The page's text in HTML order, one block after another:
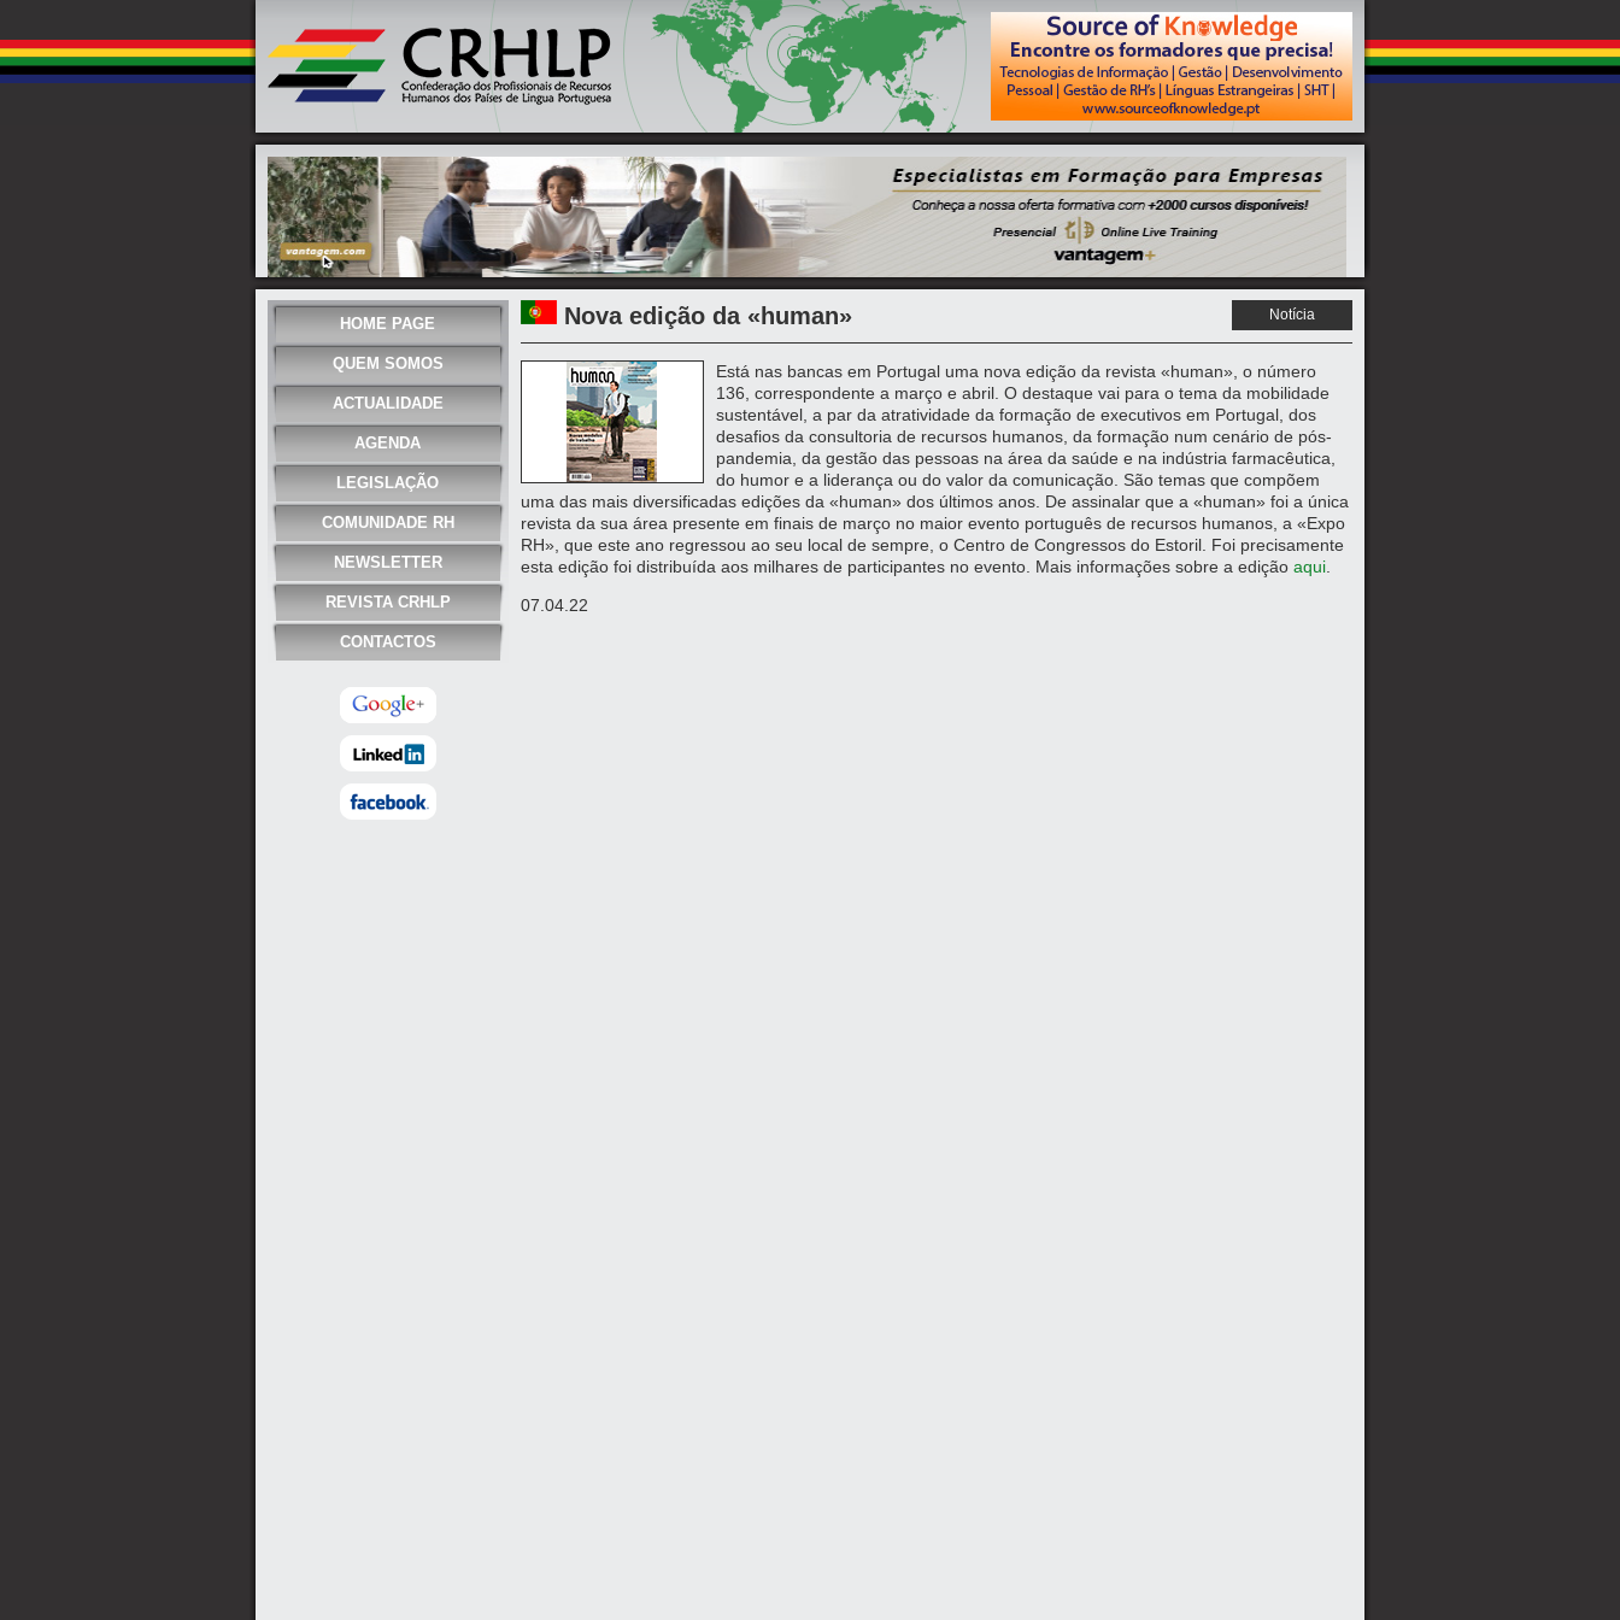
HOME PAGE
QUEM SOMOS
ACTUALIDADE
AGENDA
LEGISLAÇÃO
COMUNIDADE RH
NEWSLETTER
REVISTA CRHLP
CONTACTOS
Nova edição da «human» Notícia
Está nas bancas em Portugal uma nova edição da revista «human», o número
136, correspondente a março e abril. O destaque vai para o tema da mobilidade
sustentável, a par da atratividade da formação de executivos em Portugal, dos
desafios da consultoria de recursos humanos, da formação num cenário de pós-
pandemia, da gestão das pessoas na área da saúde e na indústria farmacêutica,
do humor e a liderança ou do valor da comunicação. São temas que compõem
uma das mais diversificadas edições da «human» dos últimos anos. De assinalar que a «human» foi a única
revista da sua área presente em finais de março no maior evento português de recursos humanos, a «Expo
RH», que este ano regressou ao seu local de sempre, o Centro de Congressos do Estoril. Foi precisamente
esta edição foi distribuída aos milhares de participantes no evento. Mais informações sobre a edição aqui
07.04.22